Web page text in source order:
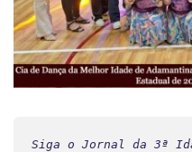
Siga o Jornal da 3ª